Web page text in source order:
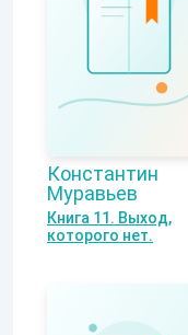
Константин
Муравьев
Книга 11. Выход,
которого нет.